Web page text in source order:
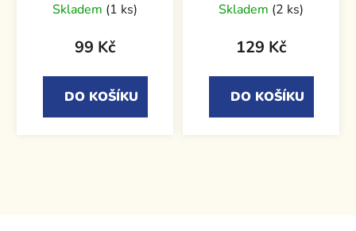
Skladem (1 ks)
99 Kč
DO KOŠÍKU
Skladem (2 ks)
129 Kč
DO KOŠÍKU